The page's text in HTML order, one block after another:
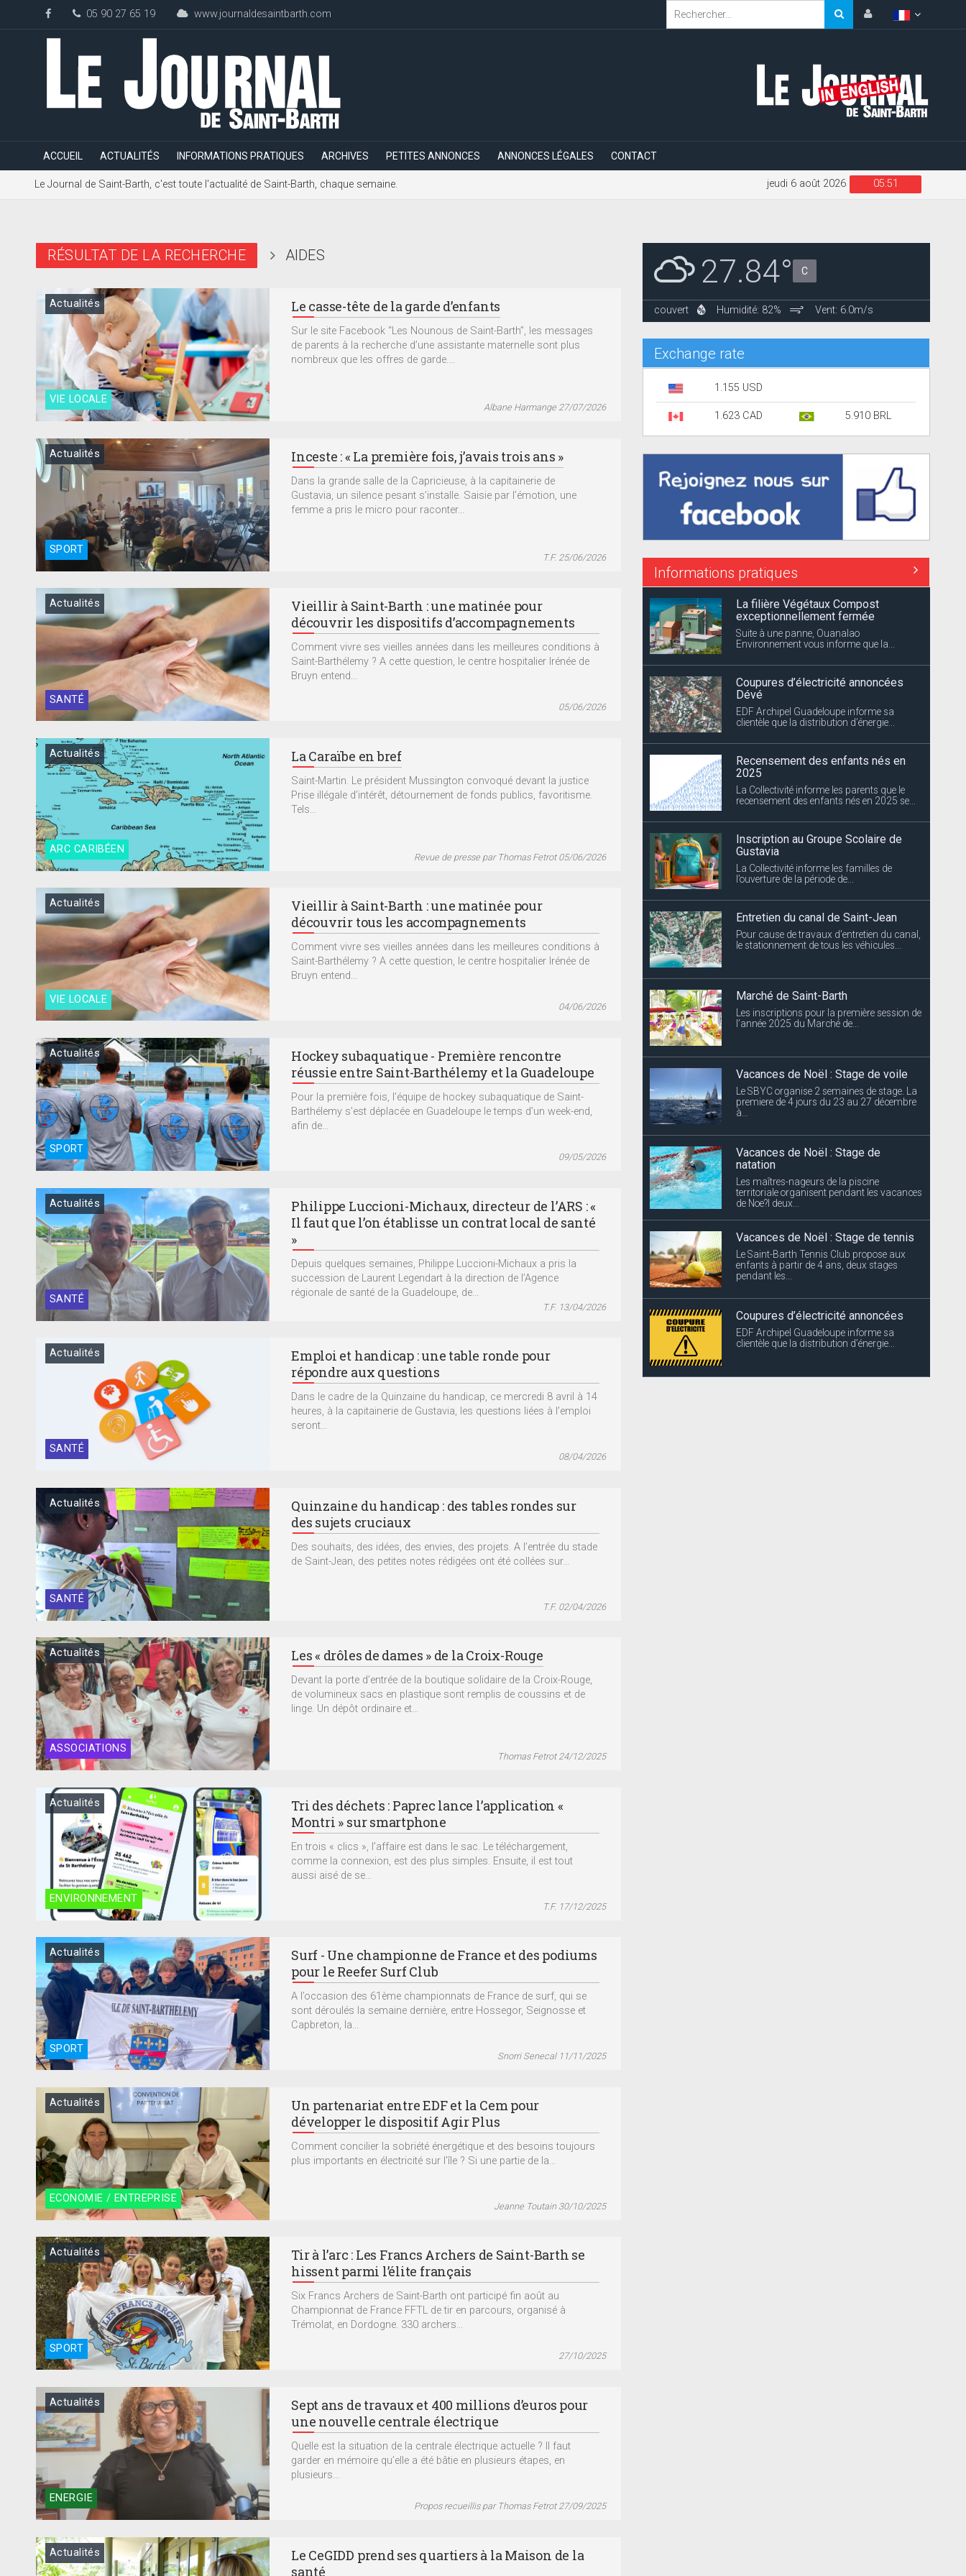
05 90 27 65 19 www.journaldesaintbarth.com
ACCUEIL ACTUALITÉS INFORMATIONS PRATIQUES ARCHIVES PETITES ANNONCES ANNONCES LÉGALES CONTACT
Le Journal de Saint-Barth, c'est toute l'actualité de Saint-Barth, chaque semaine. 05:51
jeudi 6 août 2026
RÉSULTAT DE LA RECHERCHE AIDES
VIE LOCALE
Actualités Le casse-tête de la garde d’enfants
Sur le site Facebook “Les Nounous de Saint-Barth”, les messages
de parents à la recherche d’une assistante maternelle sont plus
nombreux que les offres de garde....
Albane Harmange 27/07/2026
SPORT
Actualités Inceste : « La première fois, j’avais trois ans »
Dans la grande salle de la Capricieuse, à la capitainerie de
Gustavia, un silence pesant s’installe. Saisie par l’émotion, une
femme a pris le micro pour raconter...
T.F. 25/06/2026
SANTÉ
Actualités
Vieillir à Saint-Barth : une matinée pour
découvrir les dispositifs d’accompagnements
Comment vivre ses vieilles années dans les meilleures conditions à
Saint-Barthélemy ? A cette question, le centre hospitalier Irénée de
Bruyn entend...
05/06/2026
ARC CARIBÉEN
Actualités La Caraïbe en bref
Saint-Martin. Le président Mussington convoqué devant la justice
Prise illégale d’intérêt, détournement de fonds publics, favoritisme.
Tels...
Revue de presse par Thomas Fetrot 05/06/2026
VIE LOCALE
Actualités
Vieillir à Saint-Barth : une matinée pour
découvrir tous les accompagnements
Comment vivre ses vieilles années dans les meilleures conditions à
Saint-Barthélemy ? A cette question, le centre hospitalier Irénée de
Bruyn entend...
04/06/2026
SPORT
Actualités
Hockey subaquatique - Première rencontre
réussie entre Saint-Barthélemy et la Guadeloupe
Pour la première fois, l’équipe de hockey subaquatique de Saint-
Barthélemy s’est déplacée en Guadeloupe le temps d’un week-end,
afin de...
09/05/2026
SANTÉ
Actualités
Philippe Luccioni-Michaux, directeur de l’ARS : «
Il faut que l’on établisse un contrat local de santé
»
Depuis quelques semaines, Philippe Luccioni-Michaux a pris la
succession de Laurent Legendart à la direction de l’Agence
régionale de santé de la Guadeloupe, de...
T.F. 13/04/2026
SANTÉ
Actualités
Emploi et handicap : une table ronde pour
répondre aux questions
Dans le cadre de la Quinzaine du handicap, ce mercredi 8 avril à 14
heures, à la capitainerie de Gustavia, les questions liées à l’emploi
seront...
08/04/2026
SANTÉ
Actualités
Quinzaine du handicap : des tables rondes sur
des sujets cruciaux
Des souhaits, des idées, des envies, des projets. A l’entrée du stade
de Saint-Jean, des petites notes rédigées ont été collées sur...
T.F. 02/04/2026
ASSOCIATIONS
Actualités Les « drôles de dames » de la Croix-Rouge
Devant la porte d’entrée de la boutique solidaire de la Croix-Rouge,
de volumineux sacs en plastique sont remplis de coussins et de
linge. Un dépôt ordinaire et...
Thomas Fetrot 24/12/2025
ENVIRONNEMENT
Actualités
Tri des déchets : Paprec lance l’application «
Montri » sur smartphone
En trois « clics », l’affaire est dans le sac. Le téléchargement,
comme la connexion, est des plus simples. Ensuite, il est tout
aussi aisé de se...
T.F. 17/12/2025
SPORT
Actualités
Surf - Une championne de France et des podiums
pour le Reefer Surf Club
A l’occasion des 61ème championnats de France de surf, qui se
sont déroulés la semaine dernière, entre Hossegor, Seignosse et
Capbreton, la...
Snorri Senecal 11/11/2025
ECONOMIE / ENTREPRISE
Actualités
Un partenariat entre EDF et la Cem pour
développer le dispositif Agir Plus
Comment concilier la sobriété énergétique et des besoins toujours
plus importants en électricité sur l’île ? Si une partie de la...
Jeanne Toutain 30/10/2025
SPORT
Actualités
Tir à l’arc : Les Francs Archers de Saint-Barth se
hissent parmi l’élite français
Six Francs Archers de Saint-Barth ont participé fin août au
Championnat de France FFTL de tir en parcours, organisé à
Trémolat, en Dordogne. 330 archers...
27/10/2025
ENERGIE
Actualités
Sept ans de travaux et 400 millions d’euros pour
une nouvelle centrale électrique
Quelle est la situation de la centrale électrique actuelle ? Il faut
garder en mémoire qu’elle a été bâtie en plusieurs étapes, en
plusieurs...
Propos recueillis par Thomas Fetrot 27/09/2025
Actualités
Le CeGIDD prend ses quartiers à la Maison de la
santé
27.84° C
couvert Humidité: 82% Vent: 6.0m/s
Exchange rate
1.155 USD
1.623 CAD 5.910 BRL
Informations pratiques
La filière Végétaux Compost
exceptionnellement fermée
Suite à une panne, Ouanalao
Environnement vous informe que la...
Coupures d’électricité annoncées
Dévé
EDF Archipel Guadeloupe informe sa
clientèle que la distribution d’énergie...
Recensement des enfants nés en
2025
La Collectivité informe les parents que le
recensement des enfants nés en 2025 se...
Inscription au Groupe Scolaire de
Gustavia
La Collectivité informe les familles de
l’ouverture de la période de...
Entretien du canal de Saint-Jean
Pour cause de travaux d’entretien du canal,
le stationnement de tous les véhicules...
Marché de Saint-Barth
Les inscriptions pour la première session de
l’année 2025 du Marché de...
Vacances de Noël : Stage de voile
Le SBYC organise 2 semaines de stage. La
premiere de 4 jours du 23 au 27 décembre
à...
Vacances de Noël : Stage de
natation
Les maîtres-nageurs de la piscine
territoriale organisent pendant les vacances
de Noe?l deux...
Vacances de Noël : Stage de tennis
Le Saint-Barth Tennis Club propose aux
enfants à partir de 4 ans, deux stages
pendant les...
Coupures d’électricité annoncées
EDF Archipel Guadeloupe informe sa
clientèle que la distribution d’énergie...